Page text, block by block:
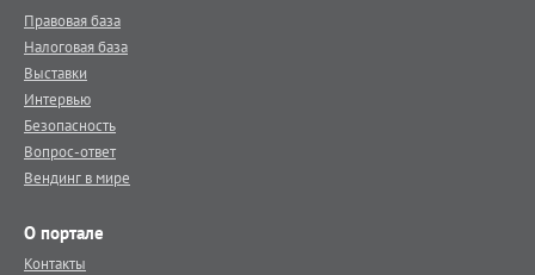
Правовая база
Налоговая база
Выставки
Интервью
Безопасность
Вопрос-ответ
Вендинг в мире
О портале
Контакты